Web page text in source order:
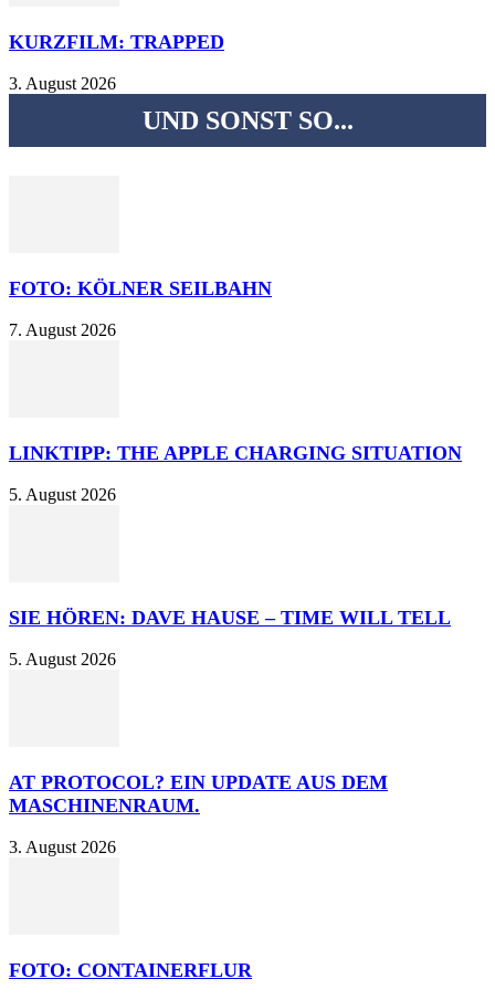
KURZFILM: TRAPPED
3. August 2026
UND SONST SO...
FOTO: KÖLNER SEILBAHN
7. August 2026
LINKTIPP: THE APPLE CHARGING SITUATION
5. August 2026
SIE HÖREN: DAVE HAUSE – TIME WILL TELL
5. August 2026
AT PROTOCOL? EIN UPDATE AUS DEM
MASCHINENRAUM.
3. August 2026
FOTO: CONTAINERFLUR